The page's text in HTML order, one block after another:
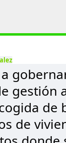
gestión
de
de